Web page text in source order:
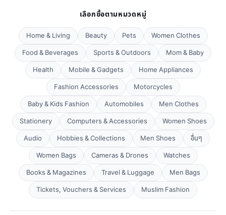
เลือกซื้อตามหมวดหมู่
Home & Living Beauty Pets
Women Clothes
Food & Beverages
Sports & Outdoors
Mom & Baby
Health
Mobile & Gadgets
Home Appliances
Fashion Accessories
Motorcycles
Baby & Kids Fashion
Automobiles
Men Clothes
Stationery
Computers & Accessories
Women Shoes
Audio
Hobbies & Collections Men Shoes
อื่นๆ
Women Bags
Cameras & Drones
Watches
Books & Magazines
Travel & Luggage
Men Bags
Tickets, Vouchers & Services
Muslim Fashion